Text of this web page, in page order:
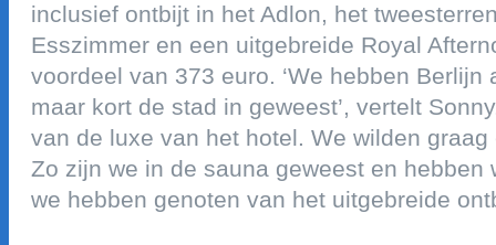
inclusief ontbijt in het adlon, het
esszimmer en een uitgebreide royal
voordeel van 373 euro. ‘we hebben berlijn
maar kort de stad in geweest’, vertelt
van de luxe van het hotel. we wilden
zo zijn we in de sauna geweest en hebben
we hebben genoten van het uitgebreide